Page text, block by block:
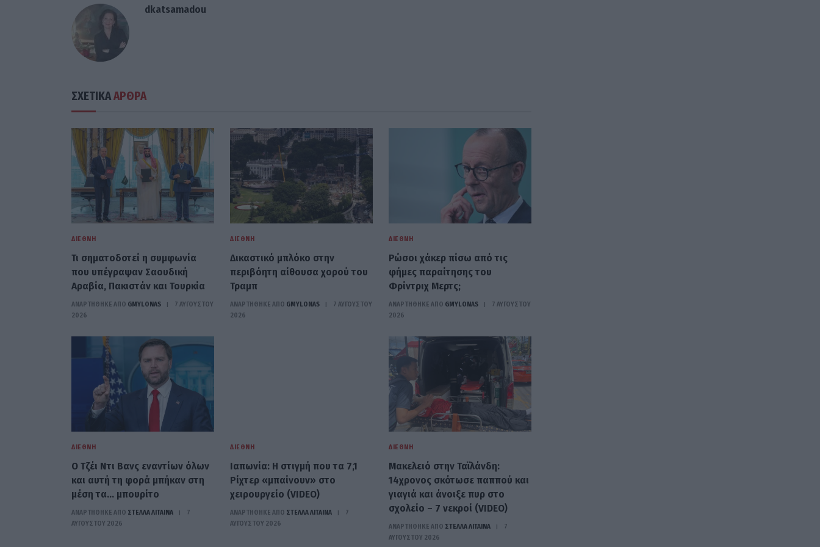
dkatsamadou
ΣΧΕΤΙΚΑΑΡΘΡΑ
ΔΙΕΘΝΉ
Τι σηματοδοτεί η συμφωνία
που υπέγραψαν Σαουδική
Αραβία, Πακιστάν και Τουρκία
ΑΝΑΡΤΗΘΗΚΕ ΑΠΟ GMYLONAS
7 ΑΥΓΟΎΣΤΟΥ
2026
ΔΙΕΘΝΉ
Δικαστικό μπλόκο στην
περιβόητη αίθουσα χορού του
Τραμπ
ΑΝΑΡΤΗΘΗΚΕ ΑΠΟ GMYLONAS
7 ΑΥΓΟΎΣΤΟΥ
2026
ΔΙΕΘΝΉ
Ρώσοι χάκερ πίσω από τις
φήμες παραίτησης του
Φρίντριχ Μερτς;
ΑΝΑΡΤΗΘΗΚΕ ΑΠΟ GMYLONAS
7 ΑΥΓΟΎΣΤΟΥ
2026
ΔΙΕΘΝΉ
Ο Τζέι Ντι Βανς εναντίων όλων
και αυτή τη φορά μπήκαν στη
μέση τα… μπουρίτο
ΑΝΑΡΤΗΘΗΚΕ ΑΠΟ ΣΤΈΛΛΑ ΛΊΤΑΙΝΑ
7
ΑΥΓΟΎΣΤΟΥ 2026
ΔΙΕΘΝΉ
Ιαπωνία: Η στιγμή που τα 7,1
Ρίχτερ «μπαίνουν» στο
χειρουργείο (VIDEO)
ΑΝΑΡΤΗΘΗΚΕ ΑΠΟ ΣΤΈΛΛΑ ΛΊΤΑΙΝΑ
7
ΑΥΓΟΎΣΤΟΥ 2026
ΔΙΕΘΝΉ
Μακελειό στην Ταϊλάνδη:
14χρονος σκότωσε παππού και
γιαγιά και άνοιξε πυρ στο
σχολείο – 7 νεκροί (VIDEO)
ΑΝΑΡΤΗΘΗΚΕ ΑΠΟ ΣΤΈΛΛΑ ΛΊΤΑΙΝΑ
7
ΑΥΓΟΎΣΤΟΥ 2026